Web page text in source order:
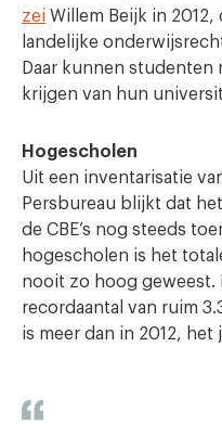
zei Willem Beijk in
landelijke
Daar kunnen studenten
krijgen van hun
Hogescholen
Uit een inventarisatie
Persbureau blijkt dat
de CBE’s nog steeds
hogescholen is het
nooit zo hoog geweest.
recordaantal van ruim
is meer dan in 2012,